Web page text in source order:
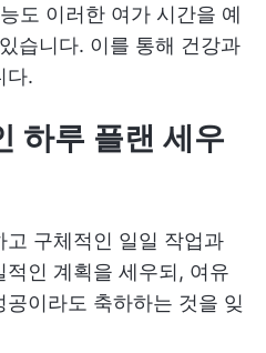
도 이러한 여가 시간을 예
습니다. 이를 통해 건강과
다.
하루 플랜 세우
구체적인 일일 작업과
인 계획을 세우되, 여유
이라도 축하하는 것을 잊